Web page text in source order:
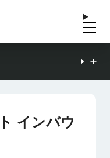
インバウ